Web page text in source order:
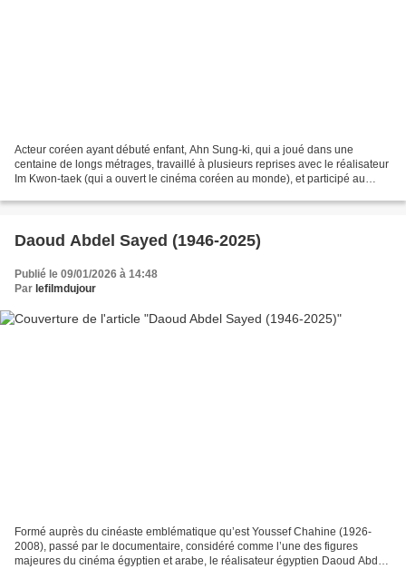
Acteur coréen ayant débuté enfant, Ahn Sung-ki, qui a joué dans une
centaine de longs métrages, travaillé à plusieurs reprises avec le réalisateur
Im Kwon-taek (qui a ouvert le cinéma coréen au monde), et participé au
Daoud Abdel Sayed (1946-2025)
Publié le 09/01/2026 à 14:48
Par lefilmdujour
Formé auprès du cinéaste emblématique qu’est Youssef Chahine (1926-
2008), passé par le documentaire, considéré comme l’une des figures
majeures du cinéma égyptien et arabe, le réalisateur égyptien Daoud Abdel